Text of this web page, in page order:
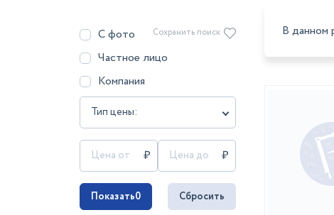
С фото
Частное лицо
Компания
Тип цены:
Сохранить поиск
Показать0 Сбросить
В данном